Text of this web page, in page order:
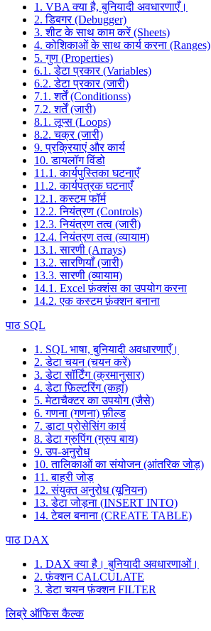
1. VBA क्या है, बुनियादी अवधारणाएँ।
2. डिबगर (Debugger)
3. शीट के साथ काम करें (Sheets)
4. कोशिकाओं के साथ कार्य करना (Ranges)
5. गुण (Properties)
6.1. डेटा प्रकार (Variables)
6.2. डेटा प्रकार (जारी)
7.1. शर्तें (Conditionss)
7.2. शर्तें (जारी)
8.1. लूप्स (Loops)
8.2. चक्र (जारी)
9. प्रक्रियाएं और कार्य
10. डायलॉग विंडो
11.1. कार्यपुस्तिका घटनाएँ
11.2. कार्यपत्रक घटनाएँ
12.1. कस्टम फॉर्म
12.2. नियंत्रण (Controls)
12.3. नियंत्रण तत्व (जारी)
12.4. नियंत्रण तत्व (व्यायाम)
13.1. सारणी (Arrays)
13.2. सारणियाँ (जारी)
13.3. सारणी (व्यायाम)
14.1. Excel फ़ंक्शंस का उपयोग करना
14.2. एक कस्टम फ़ंक्शन बनाना
पाठ SQL
1. SQL भाषा, बुनियादी अवधारणाएँ।
2. डेटा चयन (चयन करें)
3. डेटा सॉर्टिंग (क्रमानुसार)
4. डेटा फ़िल्टरिंग (कहां)
5. मेटाचैक्टर का उपयोग (जैसे)
6. गणना (गणना) फ़ील्ड
7. डाटा प्रोसेसिंग कार्य
8. डेटा ग्रुपिंग (ग्रुप बाय)
9. उप-अनुरोध
10. तालिकाओं का संयोजन (आंतरिक जोड़)
11. बाहरी जोड़
12. संयुक्त अनुरोध (यूनियन)
13. डेटा जोड़ना (INSERT INTO)
14. टेबल बनाना (CREATE TABLE)
पाठ DAX
1. DAX क्या है। बुनियादी अवधारणाओं।
2. फ़ंक्शन CALCULATE
3. डेटा चयन फ़ंक्शन FILTER
लिब्रे ऑफिस कैल्क